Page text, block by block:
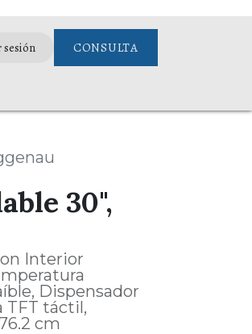
CONSULTA
30",
Interior
Dispensador
TFT táctil,
cm